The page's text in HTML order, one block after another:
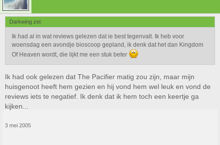
Darkwing zei:
Ik had al in wat reviews gelezen dat ie best tegenvalt. Ik heb voor
woensdag een avondje bioscoop gepland, ik denk dat het dan Kingdom
Of Heaven wordt, die lijkt me een stuk beter
Ik had ook gelezen dat The Pacifier matig zou zijn, maar mijn
huisgenoot heeft hem gezien en hij vond hem wel leuk en vond de
reviews iets te negatief. Ik denk dat ik hem toch een keertje ga
kijken...
3 mei 2005